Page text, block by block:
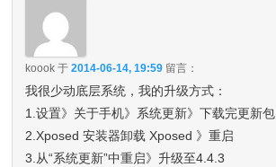
koook 于2014-06-14, 19:59 留言：
我很少动底层系统，我的升级方式：
1.设置》关于手机》系统更新》下载完更新包
2.Xposed 安装器卸载 Xposed 》重启
3.从“系统更新”中重启》升级至4.4.3